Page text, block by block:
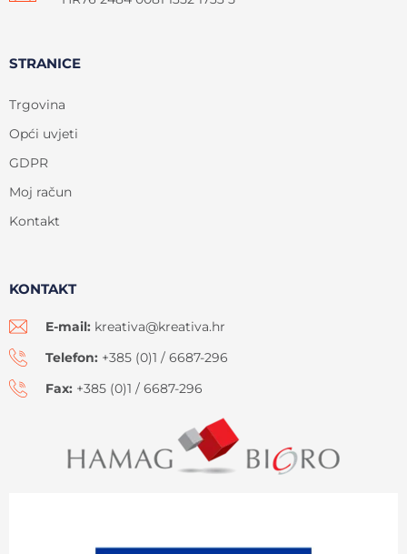
STRANICE
Trgovina
Opći uvjeti
GDPR
Moj račun
Kontakt
KONTAKT
E-mail: kreativa@kreativa.hr
Telefon: +385 (0)1 / 6687-296
Fax: +385 (0)1 / 6687-296